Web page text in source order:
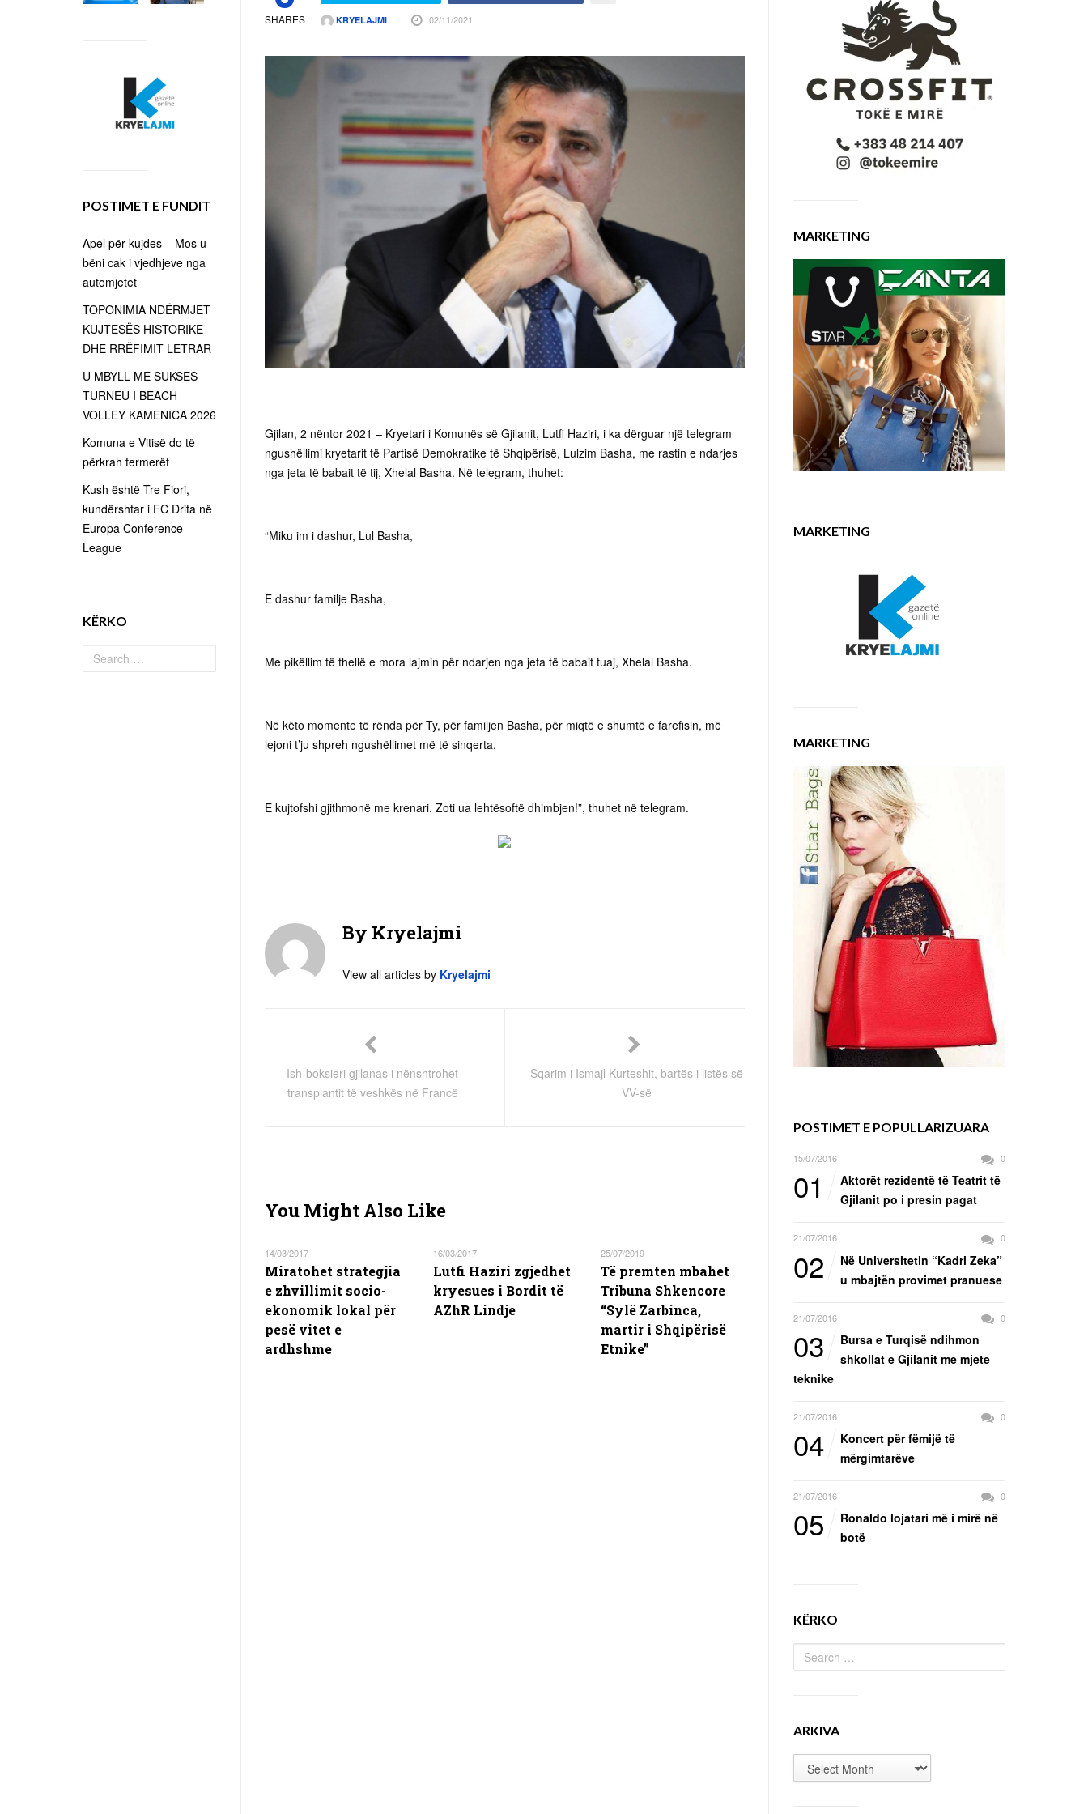
SHARES KRYELAJMI 02/11/2021
Gjilan, 2 nëntor 2021 – Kryetari i Komunës së Gjilanit, Lutfi Haziri, i ka dërguar një telegram
ngushëllimi kryetarit të Partisë Demokratike të Shqipërisë, Lulzim Basha, me rastin e ndarjes
nga jeta të babait të tij, Xhelal Basha. Në telegram, thuhet:
“Miku im i dashur, Lul Basha,
E dashur familje Basha,
Me pikëllim të thellë e mora lajmin për ndarjen nga jeta të babait tuaj, Xhelal Basha.
Në këto momente të rënda për Ty, për familjen Basha, për miqtë e shumtë e farefisin, më
lejoni t’ju shpreh ngushëllimet më të sinqerta.
E kujtofshi gjithmonë me krenari. Zoti ua lehtësoftë dhimbjen!”, thuhet në telegram.
By Kryelajmi
View all articles by Kryelajmi
Ish-boksieri gjilanas i nënshtrohet
transplantit të veshkës në Francë
Sqarim i Ismajl Kurteshit, bartës i listës së
VV-së
You Might Also Like
14/03/2017
Miratohet strategjia
e zhvillimit socio-
ekonomik lokal për
pesë vitet e
ardhshme
16/03/2017
Lutfi Haziri zgjedhet
kryesues i Bordit të
AZhR Lindje
25/07/2019
Të premten mbahet
Tribuna Shkencore
“Sylë Zarbinca,
martir i Shqipërisë
Etnike”
MARKETING
MARKETING
MARKETING
POSTIMET E POPULLARIZUARA
15/07/2016 0
01
Aktorët rezidentë të Teatrit të
Gjilanit po i presin pagat
21/07/2016 0
02
Në Universitetin “Kadri Zeka”
u mbajtën provimet pranuese
21/07/2016 0
03
Bursa e Turqisë ndihmon
shkollat e Gjilanit me mjete
teknike
21/07/2016 0
04
Koncert për fëmijë të
mërgimtarëve
21/07/2016 0
05
Ronaldo lojatari më i mirë në
botë
KËRKO
ARKIVA
POSTIMET E FUNDIT
Apel për kujdes – Mos u
bëni cak i vjedhjeve nga
automjetet
TOPONIMIA NDËRMJET
KUJTESËS HISTORIKE
DHE RRËFIMIT LETRAR
U MBYLL ME SUKSES
TURNEU I BEACH
VOLLEY KAMENICA 2026
Komuna e Vitisë do të
përkrah fermerët
Kush është Tre Fiori,
kundërshtar i FC Drita në
Europa Conference
League
KËRKO